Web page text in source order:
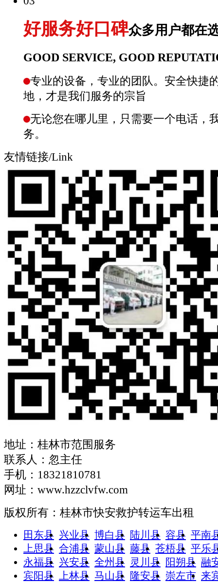
好服务好口碑众多用户都在
GOOD SERVICE, GOOD
专业的设备，专业的团队。安全快捷
地，才是我们服务的宗旨
无论您在哪儿里，只需要一个电话，
务。
友情链接/Link
地址：桂林市范围服务
联系人：忽主任
手机：18321810781
网址：www.hzzclvfw.com
版权所有：桂林市快安救护转运车出租
田东县 兴业县 博白县 陆川县 容县 平南
上思县 合浦县 蒙山县 藤县 苍梧县 平乐
永福县 兴安县 全州县 灵川县 阳朔县 融
宾阳县
上林县 马山县 隆安县 崇左市 来